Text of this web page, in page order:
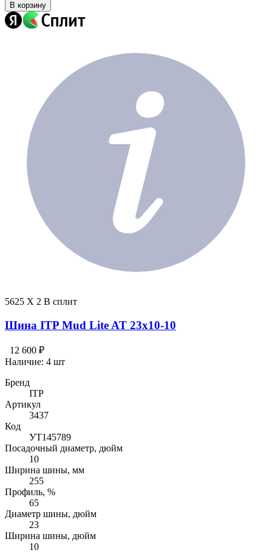
В корзину
5625 X 2 В сплит
Шина ITP Mud Lite AT 23x10-10
12 600 ₽
Наличие: 4 шт
Бренд
ITP
Артикул
3437
Код
УТ145789
Посадочный диаметр, дюйм
10
Ширина шины, мм
255
Профиль, %
65
Диаметр шины, дюйм
23
Ширина шины, дюйм
10